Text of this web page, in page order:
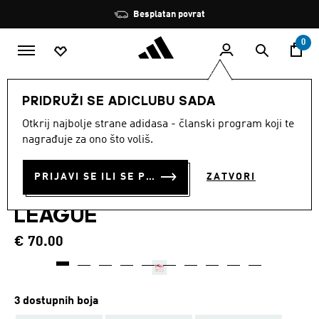
Zaustavi
rotaciju
Besplatan povrat
0
PRIDRUŽI SE ADICLUBU SADA
Otkrij najbolje strane adidasa - članski program koji te
nagrađuje za ono što voliš.
PRIJAVI SE ILI SE PRIDRUŽI SADA ZATVORI
Obuća
DJEČJE NOGOMETNE
KOPAČKE ZA TVRDU
PODLOGU F50 HYPERFAST
LEAGUE
€ 70.00
3 dostupnih boja